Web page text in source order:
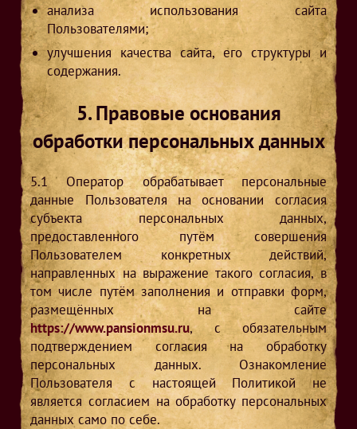
анализа использования сайта
Пользователями;
улучшения качества сайта, его структуры и
содержания.
5. Правовые основания
обработки персональных данных
5.1Оператор обрабатывает персональные
данные Пользователя на основании согласия
субъекта персональных данных,
предоставленного путём совершения
Пользователем конкретных действий,
направленных на выражение такого согласия, в
том числе путём заполнения и отправки форм,
размещённых на сайте
https://www.pansionmsu.ru, с обязательным
подтверждением согласия на обработку
персональных данных. Ознакомление
Пользователя с настоящей Политикой не
является согласием на обработку персональных
данных само по себе.